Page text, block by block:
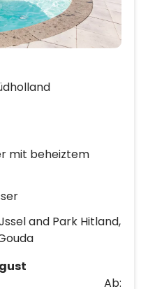
mit beheiztem
and Park Hitland,
Ab: